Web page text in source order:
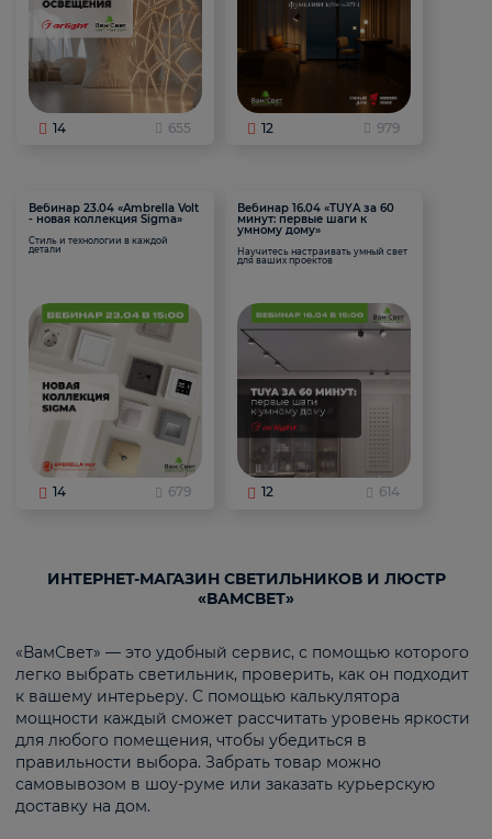
14 655 12 979
Вебинар 23.04 «Ambrella Volt
- новая коллекция Sigma»
Стиль и технологии в каждой
детали
14 679
Вебинар 16.04 «TUYA за 60
минут: первые шаги к
умному дому»
Научитесь настраивать умный свет
для ваших проектов
12 614
ИНТЕРНЕТ-МАГАЗИН СВЕТИЛЬНИКОВ И ЛЮСТР
«ВАМСВЕТ»
«ВамСвет» — это удобный сервис, с помощью которого
легко выбрать светильник, проверить, как он подходит
к вашему интерьеру. С помощью калькулятора
мощности каждый сможет рассчитать уровень яркости
для любого помещения, чтобы убедиться в
правильности выбора. Забрать товар можно
самовывозом в шоу-руме или заказать курьерскую
доставку на дом.